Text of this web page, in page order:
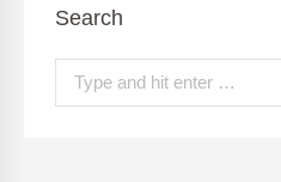
Search
Search: